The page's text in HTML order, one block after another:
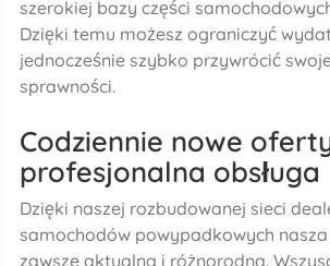
szerokiej bazy części
Dzięki temu możesz ograniczyć
jednocześnie szybko przywrócić
sprawności.
Codziennie nowe
profesjonalna obsługa
Dzięki naszej rozbudowanej sieci
samochodów powypadkowych
zawsze aktualna i różnorodna.